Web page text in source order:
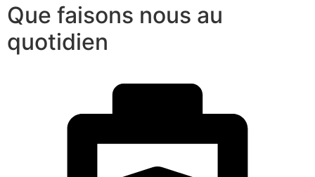
Que faisons nous au
quotidien